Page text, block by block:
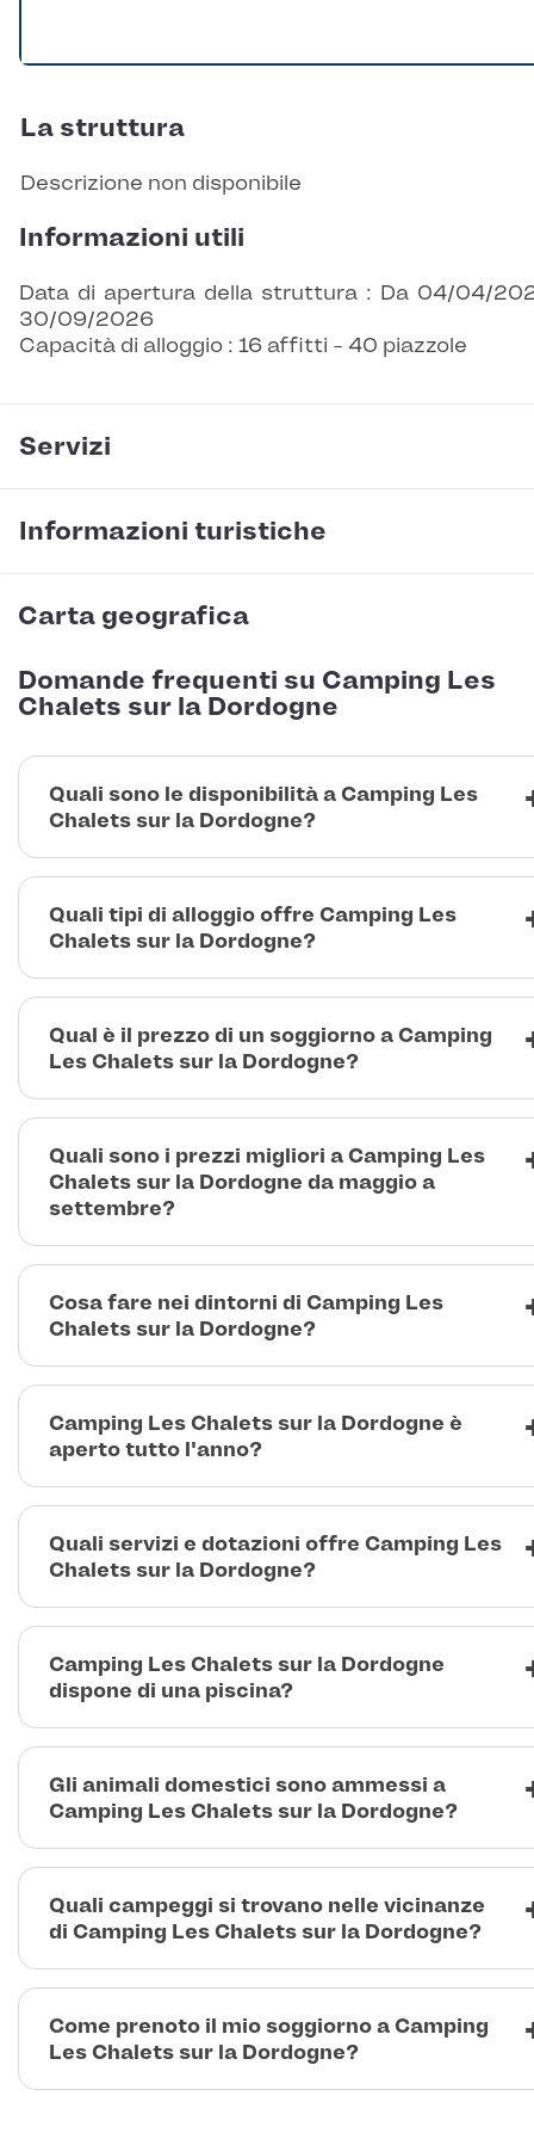
La struttura
Descrizione non disponibile
Informazioni utili
Data di apertura della struttura : Da 04/04/
30/09/2026
Capacità di alloggio : 16 affitti - 40 piazzole
Servizi
Informazioni turistiche
Carta geografica
Domande frequenti su Camping Les
Chalets sur la Dordogne
Quali sono le disponibilità a Camping Les
Chalets sur la Dordogne?
Quali tipi di alloggio offre Camping Les
Chalets sur la Dordogne?
Qual è il prezzo di un soggiorno a Camping
Les Chalets sur la Dordogne?
Quali sono i prezzi migliori a Camping Les
Chalets sur la Dordogne da maggio a
settembre?
Cosa fare nei dintorni di Camping Les
Chalets sur la Dordogne?
Camping Les Chalets sur la Dordogne è
aperto tutto l'anno?
Quali servizi e dotazioni offre Camping Les
Chalets sur la Dordogne?
Camping Les Chalets sur la Dordogne
dispone di una piscina?
Gli animali domestici sono ammessi a
Camping Les Chalets sur la Dordogne?
Quali campeggi si trovano nelle vicinanze
di Camping Les Chalets sur la Dordogne?
Come prenoto il mio soggiorno a Camping
Les Chalets sur la Dordogne?